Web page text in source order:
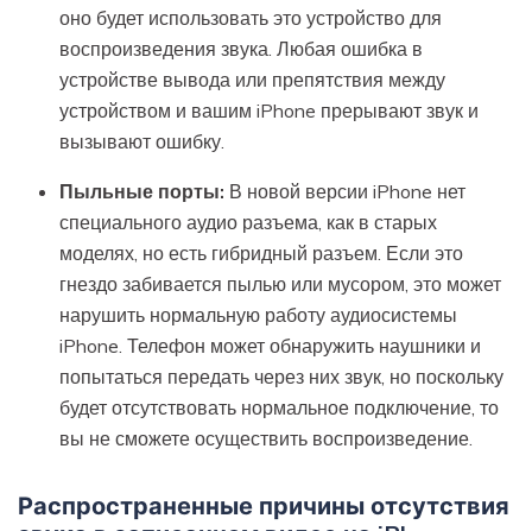
оно будет использовать это устройство для
воспроизведения звука. Любая ошибка в
устройстве вывода или препятствия между
устройством и вашим iPhone прерывают звук и
вызывают ошибку.
Пыльные порты: В новой версии iPhone нет
специального аудио разъема, как в старых
моделях, но есть гибридный разъем. Если это
гнездо забивается пылью или мусором, это может
нарушить нормальную работу аудиосистемы
iPhone. Телефон может обнаружить наушники и
попытаться передать через них звук, но поскольку
будет отсутствовать нормальное подключение, то
вы не сможете осуществить воспроизведение.
Распространенные причины отсутствия